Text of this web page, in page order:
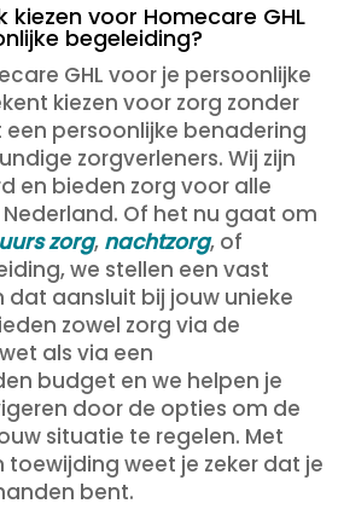
kiezen voor Homecare GHL
begeleiding?
GHL voor je persoonlijke
kiezen voor zorg zonder
persoonlijke benadering
zorgverleners. Wij zijn
en bieden zorg voor alle
Of het nu gaat om
zorg, nachtzorg, of
we stellen een vast
aansluit bij jouw unieke
zowel zorg via de
als via een
budget en we helpen je
door de opties om de
situatie te regelen. Met
toewijding weet je zeker dat je
bent.